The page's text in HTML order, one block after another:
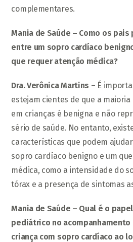
complementares.
Mania de Saúde – Como os
entre um sopro cardíaco
que requer atenção médica?
Dra. Verônica Martins – É
estejam cientes de que a
em crianças é benigna e não
sério de saúde. No entanto,
características que podem
sopro cardíaco benigno e um
médica, como a intensidade do
tórax e a presença de sintomas
Mania de Saúde – Qual é o
pediátrico no
criança com sopro cardíaco ao